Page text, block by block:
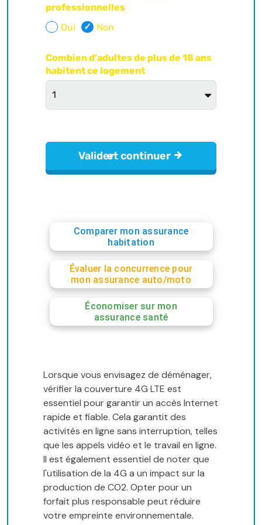
Comparer mon assurance
habitation
Évaluer la concurrence pour
mon assurance auto/moto
Économiser sur mon
assurance santé
Lorsque vous envisagez de déménager,
vérifier la couverture 4G LTE est
essentiel pour garantir un accès Internet
rapide et fiable. Cela garantit des
activités en ligne sans interruption, telles
que les appels vidéo et le travail en ligne.
Il est également essentiel de noter que
l'utilisation de la 4G a un impact sur la
production de CO2. Opter pour un
forfait plus responsable peut réduire
votre empreinte environnementale.